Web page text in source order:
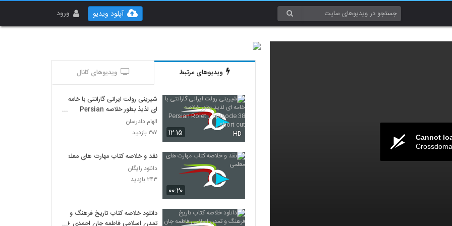
ورود آپلود ویدیو
Cannot
ویدیوهای مرتبط ویدیوهای کانال
۱۲:۱۵ HD
شیرینی رولت ایرانی گارانتی با خامه
ای لذیذ بطور خلاصه Persian
Rolet _ Episode 38 short cut
الهام دادرسان
۳۰۷ بازدید
۰۰:۲۰
نقد و خلاصه کتاب مهارت های معلمی
دانلود رایگان
۲۴۳ بازدید
دانلود خلاصه کتاب تاریخ فرهنگ و
تمدن اسلامی فاطمه جان احمدی +